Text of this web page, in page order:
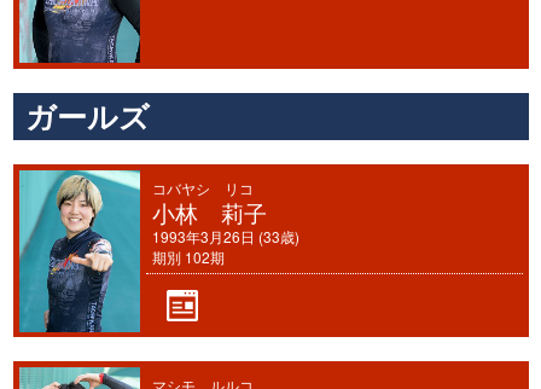
ガールズ
コバヤシ リコ
小林 莉子
1993年3月26日 (33歳)
期別 102期